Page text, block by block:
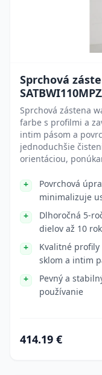
Sprchová
Sprchová zástena
farbe s profilmi a
intim pásom a
jednoduchšie
orientáciou,
Povrchová
minimalizuje
Dlhoročná 5-
dielov až 10
Kvalitné
sklom a intim
Pevný a
používanie
414.19 €